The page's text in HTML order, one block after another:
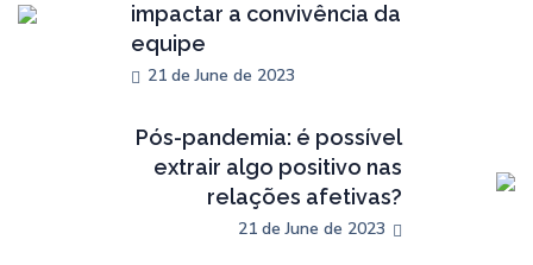
impactar a convivência da
equipe
21 de June de 2023
Pós-pandemia: é possível
extrair algo positivo nas
relações afetivas?
21 de June de 2023